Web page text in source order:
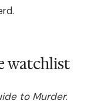
watchlist
to Murder.